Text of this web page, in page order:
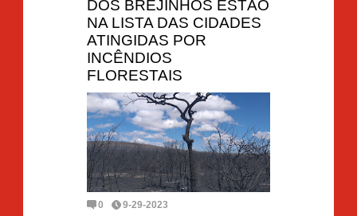
DOS BREJINHOS ESTÃO
NA LISTA DAS CIDADES
ATINGIDAS POR
INCÊNDIOS
FLORESTAIS
0 9-29-2023